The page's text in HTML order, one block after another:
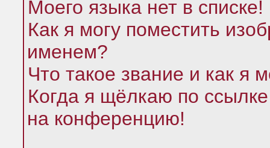
Моего языка нет в списке!
Как я могу поместить
именем?
Что такое звание и как я
Когда я щёлкаю по
на конференцию!